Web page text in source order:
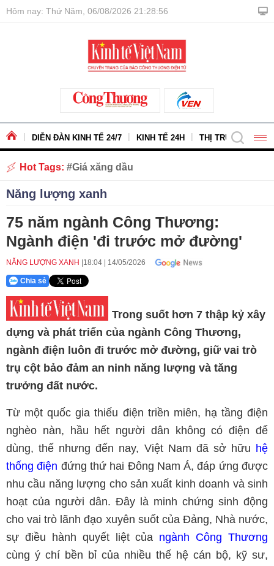
Hôm nay: Thứ Năm, 06/08/2026 21:28:57
DIỄN ĐÀN KINH TẾ 24/7 KINH TẾ 24H THỊ TRƯỜNG -
Hot Tags: Giá xăng dầu
Năng lượng xanh
75 năm ngành Công Thương:
Ngành điện 'đi trước mở đường'
NĂNG LƯỢNG XANH 18:04 14/05/2026
Chia sẻ
Trong suốt hơn 7 thập kỷ xây
dựng và phát triển của ngành Công Thương,
ngành điện luôn đi trước mở đường, giữ vai trò
trụ cột bảo đảm an ninh năng lượng và tăng
trưởng đất nước.
Từ một quốc gia thiếu điện triền miên, hạ tầng điện
nghèo nàn, hầu hết người dân không có điện để
dùng, thế nhưng đến nay, Việt Nam đã sở hữu hệ
thống điện đứng thứ hai Đông Nam Á, đáp ứng được
nhu cầu năng lượng cho sản xuất kinh doanh và sinh
hoạt của người dân. Đây là minh chứng sinh động
cho vai trò lãnh đạo xuyên suốt của Đảng, Nhà nước,
sự điều hành quyết liệt của ngành Công Thương
cùng ý chí bền bỉ của nhiều thế hệ cán bộ, kỹ sư,